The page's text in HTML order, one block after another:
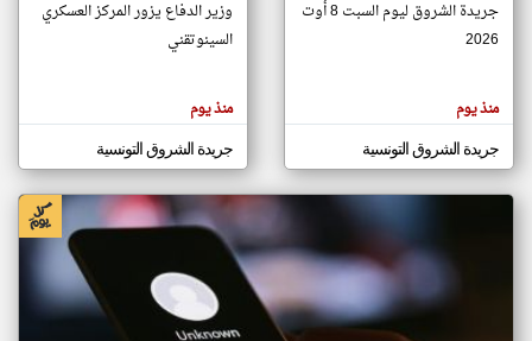
مصادر الأخبار من تونس
اخبار تونس على مدار الساعة
أهم اخبار تونس العاجلة والمباشرة
المقالات
هنا عن
وجهة
نظر
كاتبيها.
جريدة الشروق ليوم السبت 8 أوت
2026
منذ يوم
جريدة الشروق التونسية
وزير الدفاع يزور المركز العسكري
السينوتقني
منذ يوم
جريدة الشروق التونسية
klyoum.com